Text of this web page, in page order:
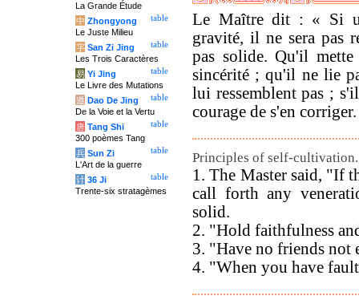
Le Maître dit : « Si
gravité, il ne sera pas
pas solide. Qu'il
sincérité ; qu'il ne lie
lui ressemblent pas ;
courage de s'en
Principles of self-cultivation.
1. The Master said, "If
call forth any
solid.
2. "Hold faithfulness
3. "Have no friends not
4. "When you have
La Grande Étude
table
中 Zhongyong
Le Juste Milieu
table
字 San Zi Jing
Les Trois Caractères
table
易 Yi Jing
Le Livre des Mutations
table
道 Dao De Jing
De la Voie et la Vertu
table
唐 Tang Shi
300 poèmes Tang
table
兵 Sun Zi
L'Art de la guerre
table
计 36 Ji
Trente-six stratagèmes